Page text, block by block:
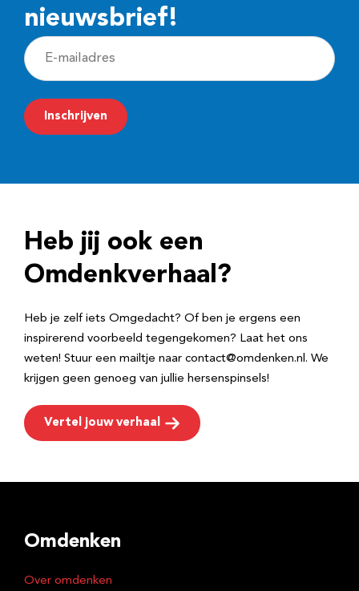
nieuwsbrief!
E
-
m
a
r
e
Inschrijven
Heb jij ook een
Omdenkverhaal?
Heb je zelf iets Omgedacht? Of ben je ergens een
inspirerend voorbeeld tegengekomen? Laat het ons
weten! Stuur een mailtje naar contact@omdenken.nl. We
krijgen geen genoeg van jullie hersenspinsels!
Vertel jouw verhaal
Omdenken
Over omdenken